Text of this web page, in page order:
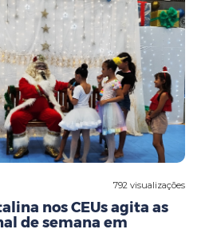
792 visualizações
nos CEUs agita as
de semana em